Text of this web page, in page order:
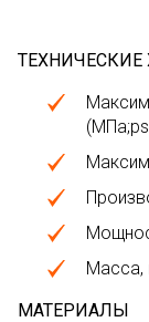
ТЕХНИЧЕСКИЕ
Масса,
МАТЕРИАЛЫ